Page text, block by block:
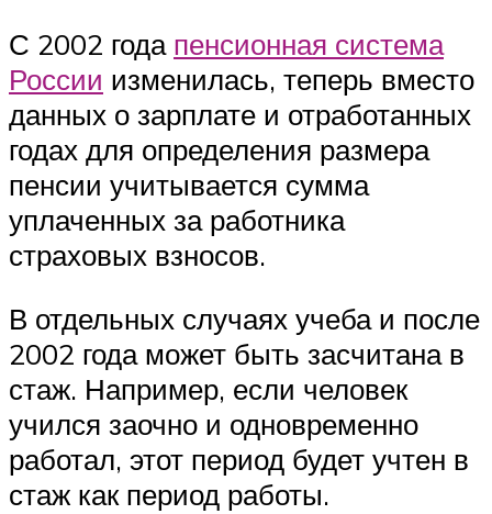
С 2002 года пенсионная система
России изменилась, теперь вместо
данных о зарплате и отработанных
годах для определения размера
пенсии учитывается сумма
уплаченных за работника
страховых взносов.
В отдельных случаях учеба и после
2002 года может быть засчитана в
стаж. Например, если человек
учился заочно и одновременно
работал, этот период будет учтен в
стаж как период работы.